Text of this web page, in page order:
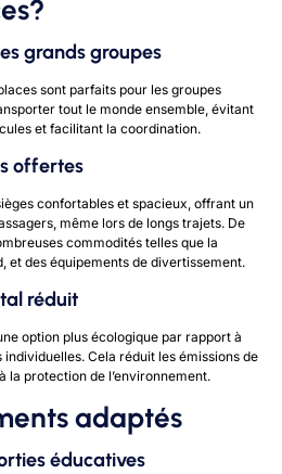
grands groupes
sont parfaits pour les groupes
tout le monde ensemble, évitant
et facilitant la coordination.
offertes
confortables et spacieux, offrant un
même lors de longs trajets. De
commodités telles que la
et des équipements de divertissement.
réduit
option plus écologique par rapport à
Cela réduit les émissions de
la protection de l’environnement.
adaptés
éducatives